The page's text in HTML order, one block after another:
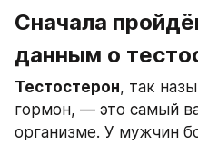
Сначала
данным о
Тестостерон, так
гормон, — это самый
организме. У мужчин